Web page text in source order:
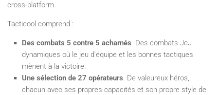
cross-platform.
Tacticool comprend :
Des combats 5 contre 5 acharnés. Des combats JcJ
dynamiques où le jeu d’équipe et les bonnes tactiques
mènent à la victoire.
Une sélection de 27 opérateurs. De valeureux héros,
chacun avec ses propres capacités et son propre style de